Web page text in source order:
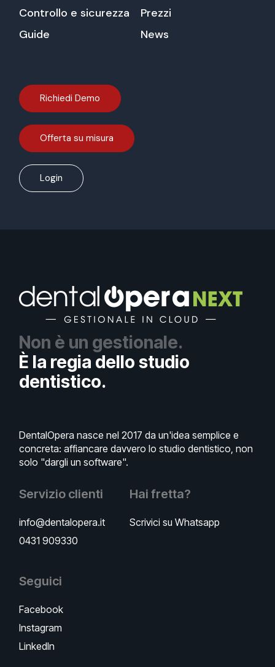
Controllo e sicurezza
Prezzi
Guide
News
Richiedi Demo
Offerta su misura
Login
Non è un gestionale.
È la regia dello studio
dentistico.
DentalOpera nasce nel 2017 da un'idea semplice e
concreta: affiancare davvero lo studio dentistico, non
solo "dargli un software".
Servizio clienti
info@dentalopera.it
0431 909330
Hai fretta?
Scrivici su Whatsapp
Seguici
Facebook
Instagram
LinkedIn